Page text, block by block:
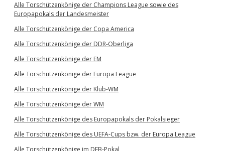
Alle Torschützenkönige der Champions League sowie des
Europapokals der Landesmeister
Alle Torschützenkönige der Copa America
Alle Torschützenkönige der DDR-Oberliga
Alle Torschützenkönige der EM
Alle Torschützenkönige der Europa League
Alle Torschützenkönige der Klub-WM
Alle Torschützenkönige der WM
Alle Torschützenkönige des Europapokals der Pokalsieger
Alle Torschützenkönige des UEFA-Cups bzw. der Europa League
Alle Torschützenkönige im DFB-Pokal